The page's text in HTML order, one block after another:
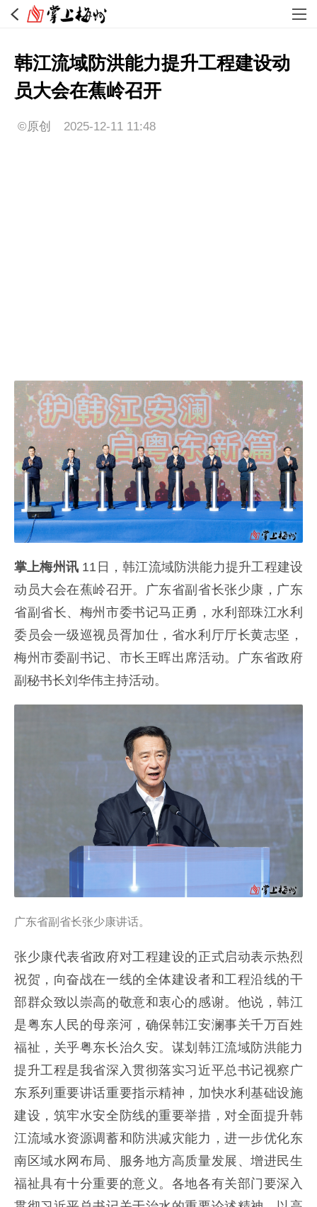
韩江流域防洪能力提升工程建设动
员大会在蕉岭召开
©原创 2025-12-11 11:48
掌上梅州讯 11日，韩江流域防洪能力提升工程建设
动员大会在蕉岭召开。广东省副省长张少康，广东
省副省长、梅州市委书记马正勇，水利部珠江水利
委员会一级巡视员胥加仕，省水利厅厅长黄志坚，
梅州市委副书记、市长王晖出席活动。广东省政府
副秘书长刘华伟主持活动。
广东省副省长张少康讲话。
张少康代表省政府对工程建设的正式启动表示热烈
祝贺，向奋战在一线的全体建设者和工程沿线的干
部群众致以崇高的敬意和衷心的感谢。他说，韩江
是粤东人民的母亲河，确保韩江安澜事关千万百姓
福祉，关乎粤东长治久安。谋划韩江流域防洪能力
提升工程是我省深入贯彻落实习近平总书记视察广
东系列重要讲话重要指示精神，加快水利基础设施
建设，筑牢水安全防线的重要举措，对全面提升韩
江流域水资源调蓄和防洪减灾能力，进一步优化东
南区域水网布局、服务地方高质量发展、增进民生
福祉具有十分重要的意义。各地各有关部门要深入